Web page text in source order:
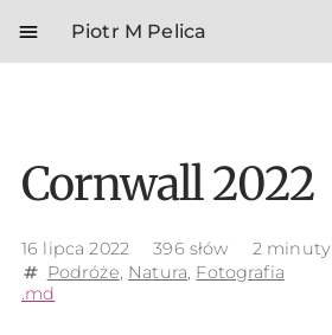
menu Piotr M Pelica
Cornwall 2022
16 lipca 2022 396 słów 2 minuty
tag Podróże, Natura, Fotografia
.md